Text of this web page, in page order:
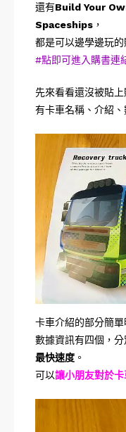
還有Build Your
Spaceships ，
都是可以邊學邊玩的
#點即可進入購書連
先來看看還沒被貼上
有卡車名稱、介紹
卡車介紹的部分簡單
數據資訊有四個，分
最快速度 。
可以讓小朋友對於